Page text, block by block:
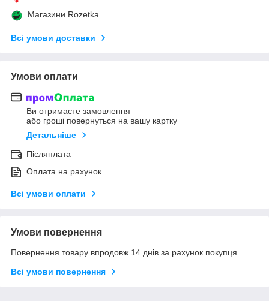
Магазини Rozetka
Всі умови доставки
Умови оплати
Ви отримаєте замовлення
або гроші повернуться на вашу картку
Детальніше
Післяплата
Оплата на рахунок
Всі умови оплати
Умови повернення
Повернення товару впродовж 14 днів за рахунок покупця
Всі умови повернення